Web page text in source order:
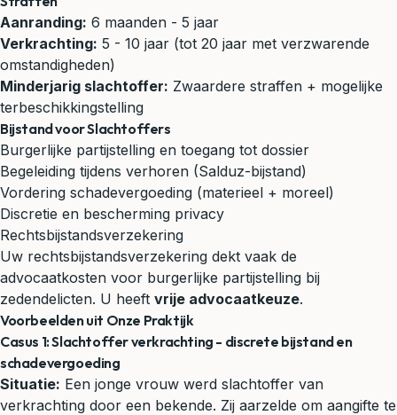
Aanranding: 6 maanden - 5 jaar
Verkrachting: 5 - 10 jaar (tot 20 jaar met verzwarende
omstandigheden)
Minderjarig slachtoffer: Zwaardere straffen + mogelijke
terbeschikkingstelling
Bijstand voor Slachtoffers
Burgerlijke partijstelling en toegang tot dossier
Begeleiding tijdens verhoren (Salduz-bijstand)
Vordering schadevergoeding (materieel + moreel)
Discretie en bescherming privacy
Rechtsbijstandsverzekering
Uw rechtsbijstandsverzekering dekt vaak de
advocaatkosten voor burgerlijke partijstelling bij
zedendelicten. U heeft vrije advocaatkeuze.
Voorbeelden uit Onze Praktijk
Casus 1: Slachtoffer verkrachting - discrete bijstand en
schadevergoeding
Situatie: Een jonge vrouw werd slachtoffer van
verkrachting door een bekende. Zij aarzelde om aangifte te